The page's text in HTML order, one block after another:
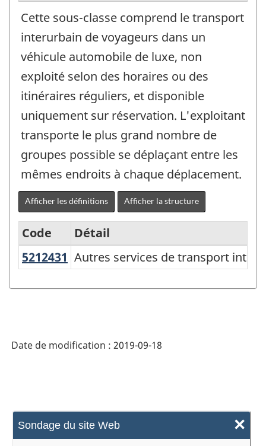
Sondage du site Web ×
Cette sous-classe comprend le transport
interurbain de voyageurs dans un
véhicule automobile de luxe, non
exploité selon des horaires ou des
itinéraires réguliers, et disponible
uniquement sur réservation. L'exploitant
transporte le plus grand nombre de
groupes possible se déplaçant entre les
mêmes endroits à chaque déplacement.
Afficher les définitions Afficher la structure
Système
produits
Nord
(SCPAN)
Code
Détail
5212431 Autres services de transport
Autres services de transport
Date de modification : 2019-09-18